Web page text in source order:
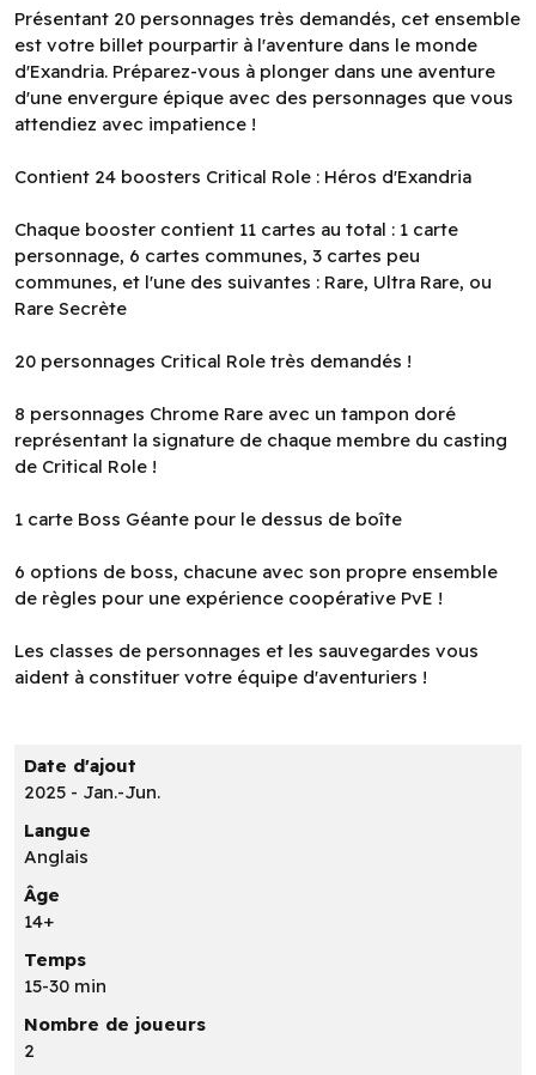
Présentant 20 personnages très demandés, cet ensemble
est votre billet pourpartir à l'aventure dans le monde
d'Exandria. Préparez-vous à plonger dans une aventure
d'une envergure épique avec des personnages que vous
attendiez avec impatience !
Contient 24 boosters Critical Role : Héros d'Exandria
Chaque booster contient 11 cartes au total : 1 carte
personnage, 6 cartes communes, 3 cartes peu
communes, et l'une des suivantes : Rare, Ultra Rare, ou
Rare Secrète
20 personnages Critical Role très demandés !
8 personnages Chrome Rare avec un tampon doré
représentant la signature de chaque membre du casting
de Critical Role !
1 carte Boss Géante pour le dessus de boîte
6 options de boss, chacune avec son propre ensemble
de règles pour une expérience coopérative PvE !
Les classes de personnages et les sauvegardes vous
aident à constituer votre équipe d'aventuriers !
Date d'ajout
2025 - Jan.-Jun.
Langue
Anglais
Âge
14+
Temps
15-30 min
Nombre de joueurs
2